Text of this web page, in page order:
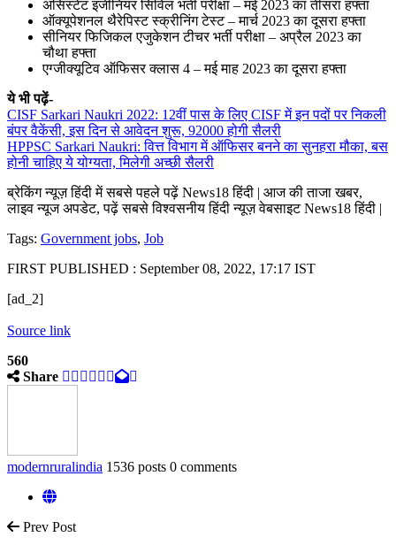
असिस्टेंट इंजीनियर सिविल भर्ती परीक्षा – मई 2023 का तीसरा हफ्ता
ऑक्यूपेशनल थैरेपिस्ट स्क्रीनिंग टेस्ट – मार्च 2023 का दूसरा हफ्ता
सीनियर फिजिकल एजुकेशन टीचर भर्ती परीक्षा – अप्रैल 2023 का
चौथा हफ्ता
एग्जीक्यूटिव ऑफिसर क्लास 4 – मई माह 2023 का दूसरा हफ्ता
ये भी पढ़ें-
CISF Sarkari Naukri 2022: 12वीं पास के लिए CISF में इन पदों पर निकली
बंपर वैकेंसी, इस दिन से आवेदन शुरू, 92000 होगी सैलरी
HPPSC Sarkari Naukri: वित्त विभाग में ऑफिसर बनने का सुनहरा मौका, बस
होनी चाहिए ये योग्यता, मिलेगी अच्छी सैलरी
ब्रेकिंग न्यूज़ हिंदी में सबसे पहले पढ़ें News18 हिंदी | आज की ताजा खबर,
लाइव न्यूज अपडेट, पढ़ें सबसे विश्वसनीय हिंदी न्यूज़ वेबसाइट News18 हिंदी |
Tags: Government jobs, Job
FIRST PUBLISHED : September 08, 2022, 17:17 IST
[ad_2]
Source link
560
Share
modernruralindia 1536 posts 0 comments
Prev Post